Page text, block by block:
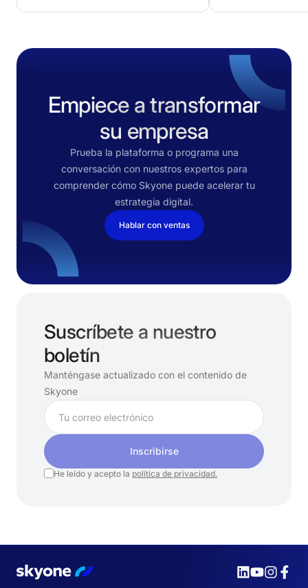
Empiece a transformar
su empresa
Prueba la plataforma o programa una
conversación con nuestros expertos para
comprender cómo Skyone puede acelerar tu
estrategia digital.
Hablar con ventas
Suscríbete a nuestro
boletín
Manténgase actualizado con el contenido de
Skyone
Inscribirse
He leído y acepto la política de privacidad.